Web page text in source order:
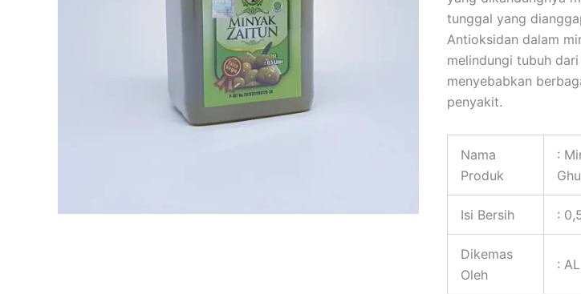
tunggal yang
Antioksidan dalam
melindungi tubuh
menyebabkan
penyakit.
Nama
Produk
:
Isi Bersih :
Dikemas
Oleh
: